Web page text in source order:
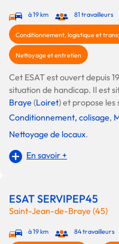
à 19 km 81 travailleurs
Conditionnement, logistique et
Nettoyage et entretien
Cet ESAT est ouvert depuis
situation de handicap. Il est
Braye(Loiret) et propose les
Conditionnement, colisage,
Nettoyage de locaux.
En savoir +
ESAT SERVIPEP45
Saint-Jean-de-Braye (45)
à 19 km 84 travailleurs